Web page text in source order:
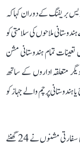
بریفنگ کے دوران کہا کہ
ملاحوں کی سلامتی کو
تعینات تمام ہندوستانی مشن
متعلقہ اداروں کے ساتھ
ہندوستانی پرچم والے جہاز کو
رندھیر جیسوال نے بتایا کہ بیرونِ ملک موجود ہندوستانی سفارتی مشنوں نے 24 گھنٹے